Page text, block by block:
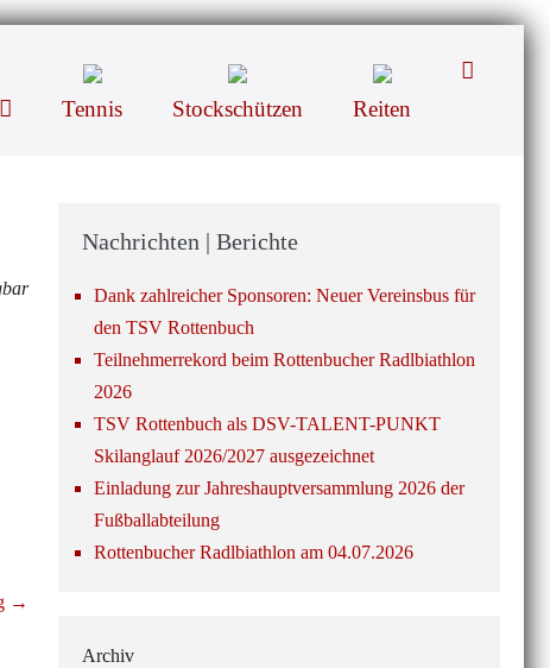
Tennis Stockschützen Reiten
Suche-
→
Nachrichten | Berichte
Dank zahlreicher Sponsoren: Neuer Vereinsbus für
den TSV Rottenbuch
Teilnehmerrekord beim Rottenbucher Radlbiathlon
2026
TSV Rottenbuch als DSV-TALENT-PUNKT
Skilanglauf 2026/2027 ausgezeichnet
Einladung zur Jahreshauptversammlung 2026 der
Fußballabteilung
Rottenbucher Radlbiathlon am 04.07.2026
Archiv